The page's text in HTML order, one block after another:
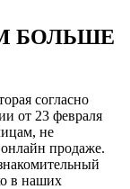
БОЛЬШЕ
согласно
от 23 февраля
не
продаже.
в наших